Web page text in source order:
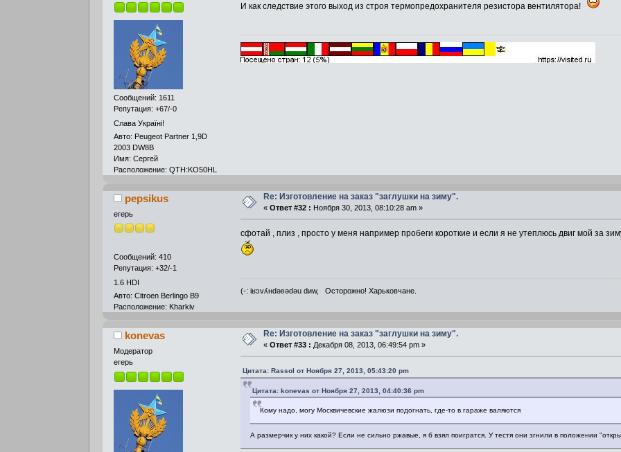
Сообщений: 1611
Репутация: +67/-0
Слава Україні!
Авто: Peugeot Partner 1,9D
2003 DW8B
Имя: Сергей
Расположение: QTH:KO50HL
И как следствие этого выход из строя термопредохранителя резистора вентилятора!
pepsikus
егерь
Сообщений: 410
Репутация: +32/-1
1.6 HDI
Авто: Citroen Berlingo B9
Расположение: Kharkiv
Re: Изготовление на заказ "заглушки на зиму".
« Ответ #32 : Ноября 30, 2013, 08:10:28 am »
сфотай , плиз , просто у меня например пробеги короткие и если я не утеплюсь двиг мой за
(-: iʁɔvʎнdǝʚǝdǝu dиw, Осторожно! Харьковчане.
konevas
Модератор
егерь
Re: Изготовление на заказ "заглушки на зиму".
« Ответ #33 : Декабря 08, 2013, 06:49:54 pm »
Цитата: Rassol от Ноября 27, 2013, 05:43:20 pm
Цитата: konevas от Ноября 27, 2013, 04:40:36 pm
Кому надо, могу Москвичевские жалюзи подогнать, где-то в гараже валяются
А размерчик у них какой? Если не сильно ржавые, я б взял поигратся. У тестя они згнили в положении